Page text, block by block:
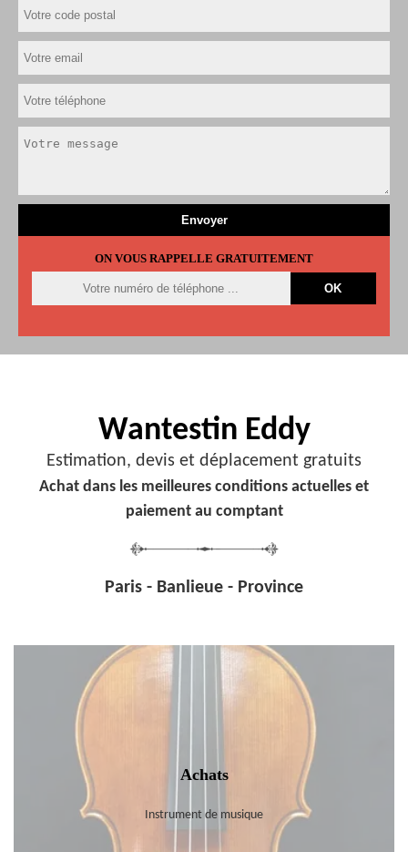
ON VOUS RAPPELLE GRATUITEMENT
Wantestin Eddy
Estimation, devis et déplacement gratuits
Achat dans les meilleures conditions actuelles et
paiement au comptant
Paris - Banlieue - Province
Achats
Instrument de musique